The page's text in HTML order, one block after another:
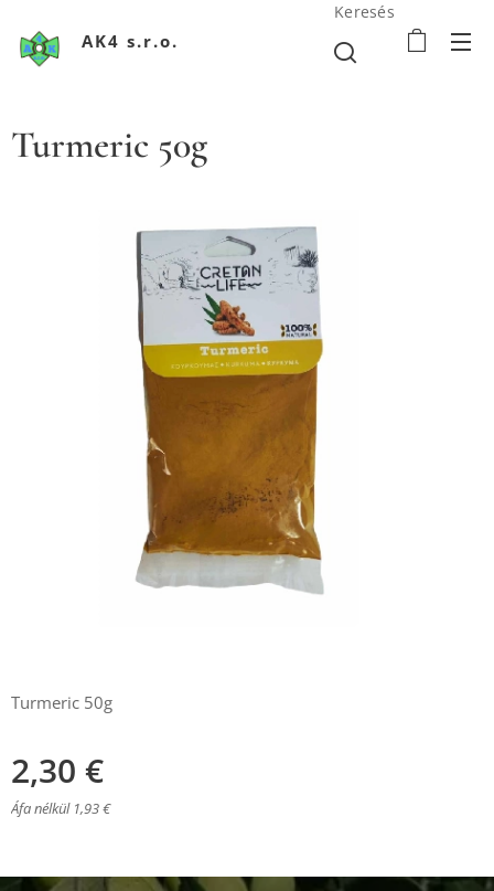
AK4 s.r.o.
Keresés
Turmeric 50g
Turmeric 50g
2,30 €
Áfa nélkül 1,93 €